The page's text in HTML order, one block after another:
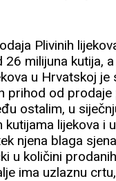
Plivinih
milijuna kutija,
u Hrvatskoj
prihod od
ostalim, u
lijekova i
njena blaga
u količini
ima uzlaznu